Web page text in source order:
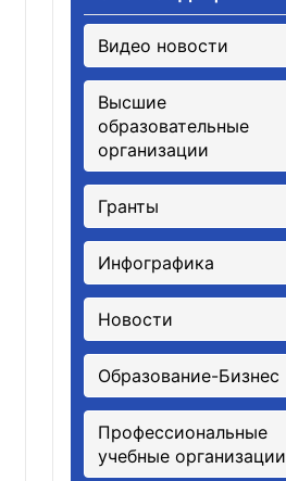
Видео новости
Высшие
образовательные
организации
Гранты
Инфографика
Новости
Образование-Бизнес
Профессиональные
учебные организации